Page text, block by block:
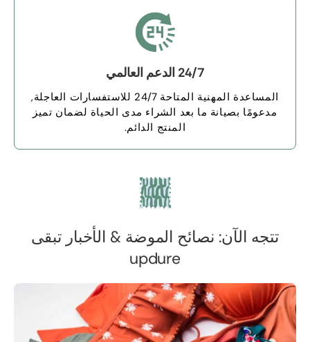
24/7 الدعم العالمي
المساعدة المهنية المتاحة 24/7 للاستفسارات العاجلة,
مدعومًا بصيانة ما بعد الشراء مدى الحياة لضمان تميز
المنتج الدائم.
تتجه الآن: نصائح الموضة & الأخبار تبقى
updure